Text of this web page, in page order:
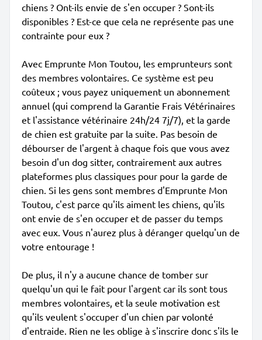
chiens ? Ont-ils envie de s'en occuper ? Sont-ils
disponibles ? Est-ce que cela ne représente pas une
contrainte pour eux ?
Avec Emprunte Mon Toutou, les emprunteurs sont
des membres volontaires. Ce système est peu
coûteux ; vous payez uniquement un abonnement
annuel (qui comprend la Garantie Frais Vétérinaires
et l'assistance vétérinaire 24h/24 7j/7), et la garde
de chien est gratuite par la suite. Pas besoin de
débourser de l'argent à chaque fois que vous avez
besoin d'un dog sitter, contrairement aux autres
plateformes plus classiques pour pour la garde de
chien. Si les gens sont membres d'Emprunte Mon
Toutou, c'est parce qu'ils aiment les chiens, qu'ils
ont envie de s'en occuper et de passer du temps
avec eux. Vous n'aurez plus à déranger quelqu'un de
votre entourage !
De plus, il n'y a aucune chance de tomber sur
quelqu'un qui le fait pour l'argent car ils sont tous
membres volontaires, et la seule motivation est
qu'ils veulent s'occuper d'un chien par volonté
d'entraide. Rien ne les oblige à s'inscrire donc s'ils le